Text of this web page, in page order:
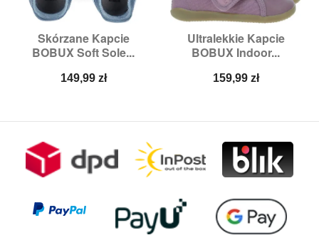
Skórzane Kapcie
BOBUX Soft Sole...
Cena
149,99 zł
Ultralekkie Kapcie
BOBUX Indoor...
Cena
159,99 zł